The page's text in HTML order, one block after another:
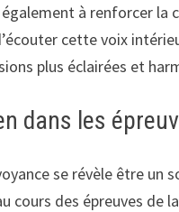
à renforcer la
cette voix
plus éclairées et
dans les
se révèle être un
cours des épreuves de